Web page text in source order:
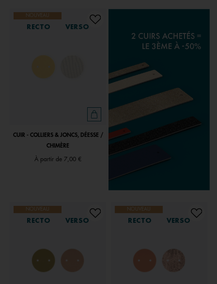
NOUVEAU
RECTO VERSO
CUIR - COLLIERS & JONCS, DÉESSE /
CHIMÈRE
À partir de 7,00 €
NOUVEAU
RECTO VERSO
NOUVEAU
RECTO VERSO